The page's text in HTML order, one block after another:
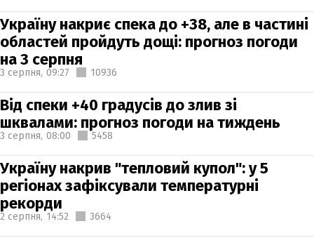
Україну накриє спека до +38, але в частині
областей пройдуть дощі: прогноз погоди
на 3 серпня
3 серпня, 09:27 10936
Від спеки +40 градусів до злив зі
шквалами: прогноз погоди на тиждень
3 серпня, 08:00 5458
Україну накрив "тепловий купол": у 5
регіонах зафіксували температурні
рекорди
2 серпня, 14:52 3664